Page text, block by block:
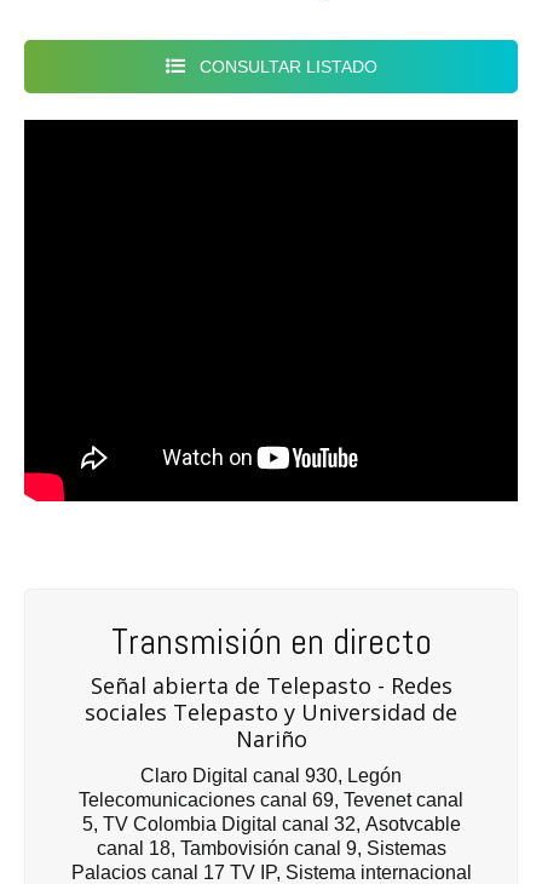
CONSULTAR LISTADO
Transmisión en directo
Señal abierta de Telepasto - Redes
sociales Telepasto y Universidad de
Nariño
Claro Digital canal 930, Legón
Telecomunicaciones canal 69, Tevenet canal
5, TV Colombia Digital canal 32, Asotvcable
canal 18, Tambovisión canal 9, Sistemas
Palacios canal 17 TV IP, Sistema internacional